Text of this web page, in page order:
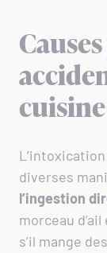
cuisine
diverses
l’ingestion
morceau
s’il mange